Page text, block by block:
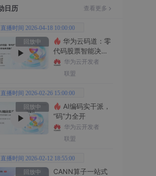
日历 查看更多
直播时间 2026-04-18 10:00:00
回放中
代码股票智能决策
平台全功能实战
华为云开发者
联盟
直播时间 2026-02-26 15:00:00
回放中
“码”力全开
华为云开发者
联盟
直播时间 2026-02-12 18:55:00
回放中
CANN算子一站式